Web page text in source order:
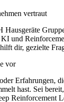
vertraut
Hausgeräte
und
dir, gezielte
vor
Erfahrungen,
hast. Sei
Reinforcement